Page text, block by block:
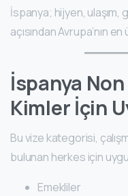
İspanya; hijyen, ulaşım,
açısından Avrupa’nın
İspanya
Kimler İçin
Bu vize kategorisi,
bulunan herkes için
Emekliler